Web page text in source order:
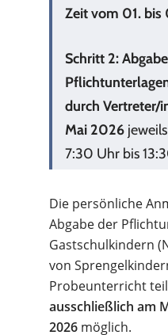
Zeit vom 01. bis
Schritt 2:
durch Vertreter/
Mai 2026
7:30 Uhr bis
Die persönliche
Abgabe der
Gastschulkindern
von
Probeunterricht
ausschließlich am
2026möglich.